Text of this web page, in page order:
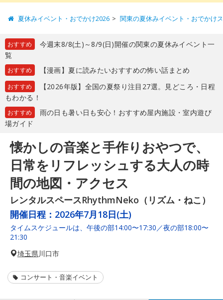
夏休みイベント・おでかけ2026 関東の夏休みイベント・おでかけ
おすすめ
今週末8/8(土)～8/9(日)開催の関東の夏休みイベント一
覧
おすすめ 【漫画】夏に読みたいおすすめの怖い話まとめ
おすすめ
【2026年版】全国の夏祭り注目27選。見どころ・日程
もわかる！
おすすめ
雨の日も暑い日も安心！おすすめ屋内施設・室内遊び
場ガイド
懐かしの音楽と手作りおやつで、
日常をリフレッシュする大人の時
間の地図・アクセス
レンタルスペースRhythmNeko（リズム・ねこ）
開催日程： 2026年7月18日(土)
タイムスケジュールは、午後の部14:00〜17:30／夜の部18:00〜
21:30
埼玉県 川口市
コンサート・音楽イベント